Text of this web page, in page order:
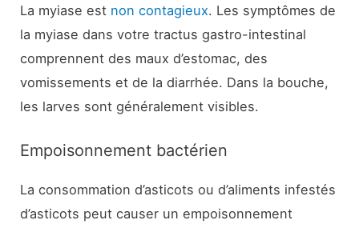
La myiase est non contagieux. Les symptômes de
la myiase dans votre tractus gastro-intestinal
comprennent des maux d’estomac, des
vomissements et de la diarrhée. Dans la bouche,
les larves sont généralement visibles.
Empoisonnement bactérien
La consommation d’asticots ou d’aliments infestés
d’asticots peut causer un empoisonnement